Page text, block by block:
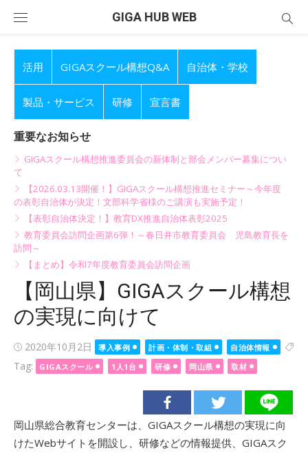
GIGA HUB WEB
活用 GIGAスクール構想Q&A 自治体・学校
製品・サービス 研修 宣言書
重要なお知らせ
GIGAスクール構想推進委員会の新体制と部会メンバー募集につい
て
【2026.03.13開催！】GIGAスクール構想推進セミナー～今年度
の表彰自治体が決定！文部科学省様のご講演も実施予定！
【表彰自治体決定！】教育DX推進自治体表彰2025
教育委員会訪問企画第6弾！～春日井市教育委員会 児島教育長を
訪問～
【まとめ】令和7年度教育委員会訪問企画
【岡山県】GIGAスクール構想
の実現に向けて
Posted
on
2020年10月2日 導入事例 計画・体制・取組 自治体情報
Tag: GIGAスクール 1人1台 研修 岡山県 取材
岡山県総合教育センターは、GIGAスクール構想の実現に向
けたWebサイトを開設し、研修などの情報提供、GIGAスク